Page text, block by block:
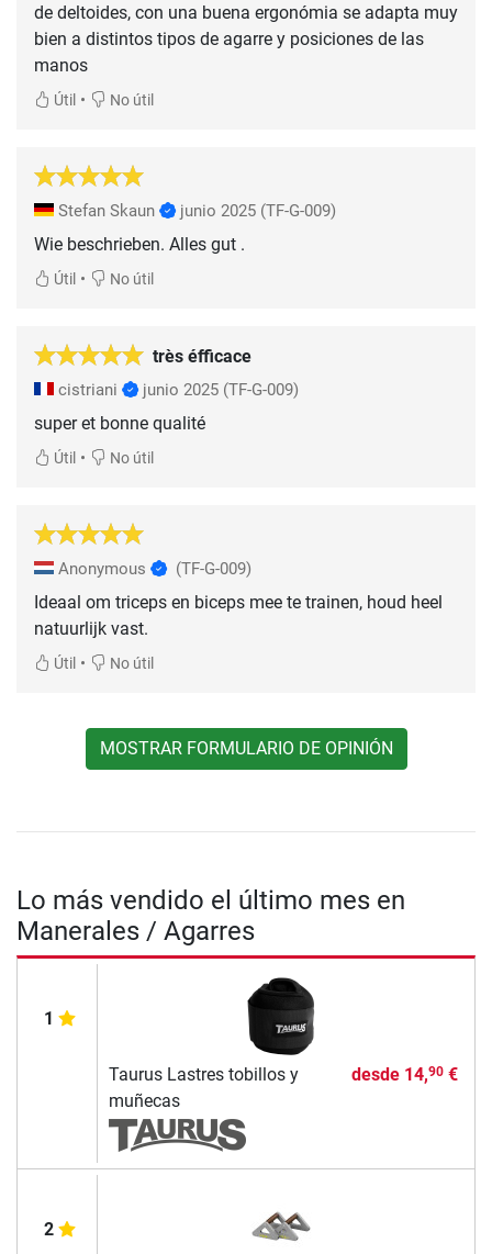
de deltoides, con una buena ergonómia se adapta muy
bien a distintos tipos de agarre y posiciones de las
manos
Útil • No útil
Stefan Skaun junio 2025 (TF-G-009)
Wie beschrieben. Alles gut .
Útil • No útil
très éfficace
cistriani junio 2025 (TF-G-009)
super et bonne qualité
Útil • No útil
Anonymous (TF-G-009)
Ideaal om triceps en biceps mee te trainen, houd heel
natuurlijk vast.
Útil • No útil
MOSTRAR FORMULARIO DE OPINIÓN
Lo más vendido el último mes en
Manerales / Agarres
1
Taurus Lastres tobillos y
muñecas
desde 14,90€
2